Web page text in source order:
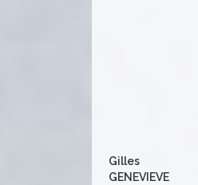
Gilles
GENEVIEVE